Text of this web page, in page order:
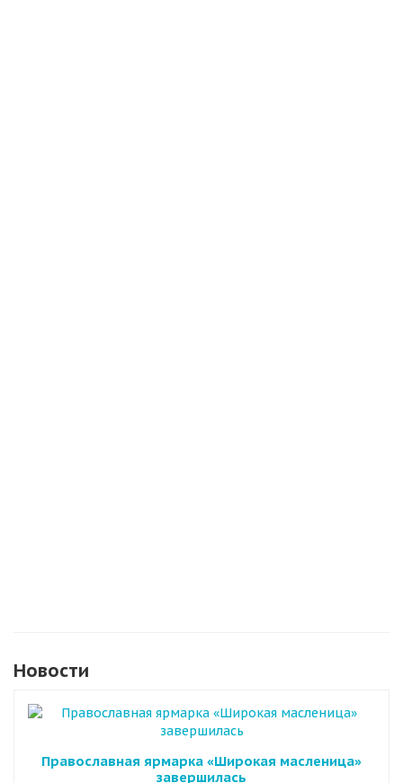
Новости
Православная ярмарка «Широкая масленица»
завершилась